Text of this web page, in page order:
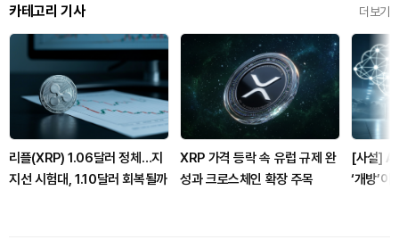
카테고리 기사 더보기
리플(XRP) 1.06달러 정체…지
지선 시험대, 1.10달러 회복될까
XRP 가격 등락 속 유럽 규제 완
성과 크로스체인 확장 주목
[사설]
‘개방’이